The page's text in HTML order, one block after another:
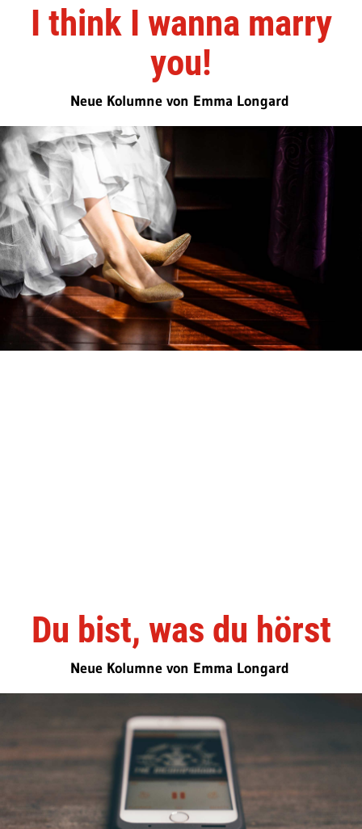
I think I wanna marry
you!
Neue Kolumne von Emma Longard
Du bist, was du hörst
Neue Kolumne von Emma Longard